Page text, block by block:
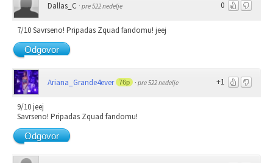
0
Dallas_C · pre 522 nedelje
7/10 Savrseno! Pripadas Zquad fandomu! jeej
Odgovor
+1
Ariana_Grande4ever 76p · pre 522 nedelje
9/10 jeej
Savrseno! Pripadas Zquad fandomu!
Odgovor